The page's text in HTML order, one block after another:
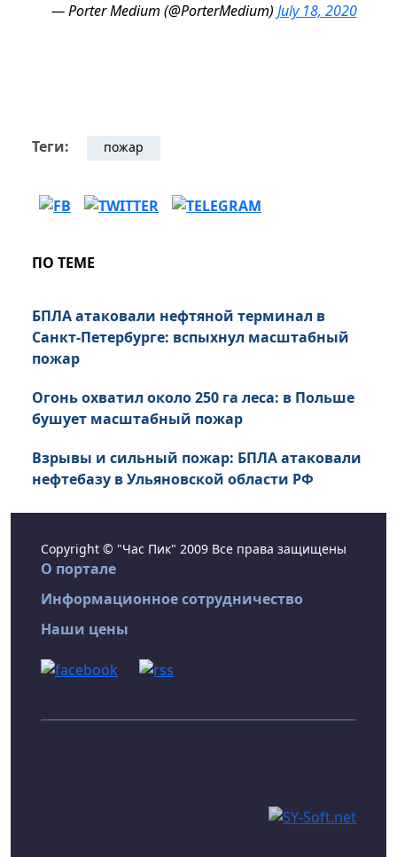
— Porter Medium (@PorterMedium) July 18, 2020
Теги: пожар
ПО ТЕМЕ
БПЛА атаковали нефтяной терминал в
Санкт-Петербурге: вспыхнул масштабный
пожар
Огонь охватил около 250 га леса: в Польше
бушует масштабный пожар
Взрывы и сильный пожар: БПЛА атаковали
нефтебазу в Ульяновской области РФ
Copyright © "Час Пик" 2009 Все права защищены
О портале
Информационное сотрудничество
Наши цены